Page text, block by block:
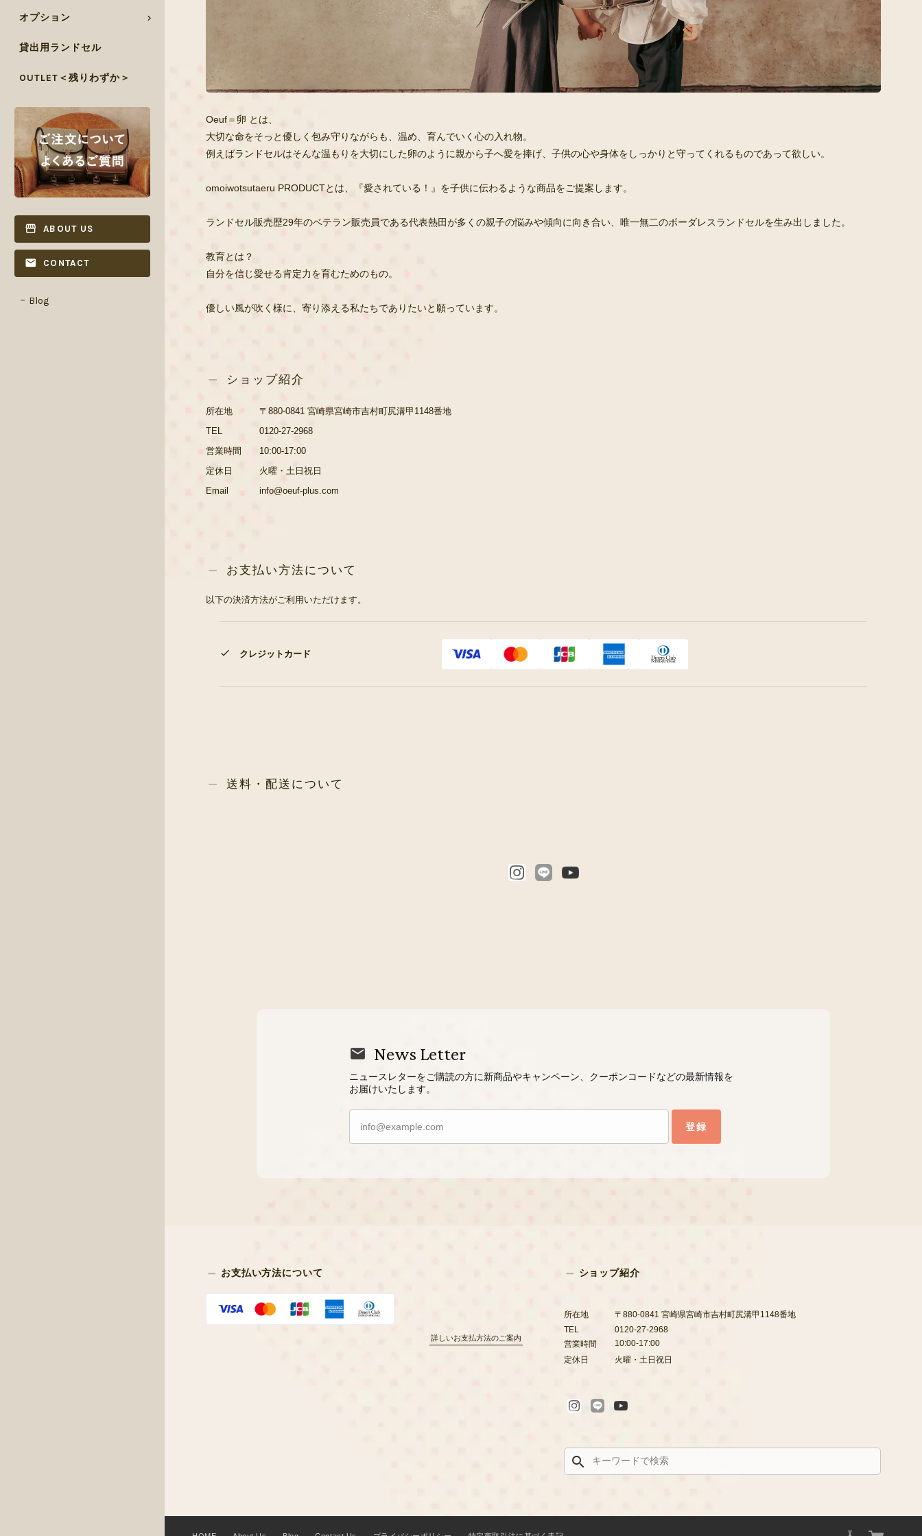
オプション
貸出用ランドセル
OUTLET＜残りわずか＞
ABOUT US
CONTACT
Blog
Oeuf＝卵 とは、
大切な命をそっと優しく包み守りながらも、温め、育んでいく心の入れ物。
例えばランドセルはそんな温もりを大切にした卵のように親から子へ愛を捧げ、子供の心や身体をしっかりと守ってくれるものであって欲しい。
omoiwotsutaeru PRODUCTとは、『愛されている！』を子供に伝わるような商品をご提案します。
ランドセル販売歴29年のベテラン販売員である代表熱田が多くの親子の悩みや傾向に向き合い、唯一無二のボーダレスランドセルを生み出しました。
教育とは？
自分を信じ愛せる肯定力を育むためのもの。
優しい風が吹く様に、寄り添える私たちでありたいと願っています。
ショップ紹介
所在地
〒880-0841 宮崎県宮崎市吉村町尻溝甲1148番地
TEL
0120-27-2968
営業時間
10:00-17:00
定休日
火曜・土日祝日
Email
info@oeuf-plus.com
お支払い方法について
以下の決済方法がご利用いただけます。
クレジットカード
送料・配送について
News Letter
ニュースレターをご購読の方に新商品やキャンペーン、クーポンコードなどの最新情報を
お届けいたします。
登録
お支払い方法について
詳しいお支払方法のご案内
ショップ紹介
所在地
〒880-0841 宮崎県宮崎市吉村町尻溝甲1148番地
TEL
0120-27-2968
営業時間
10:00-17:00
定休日
火曜・土日祝日
search